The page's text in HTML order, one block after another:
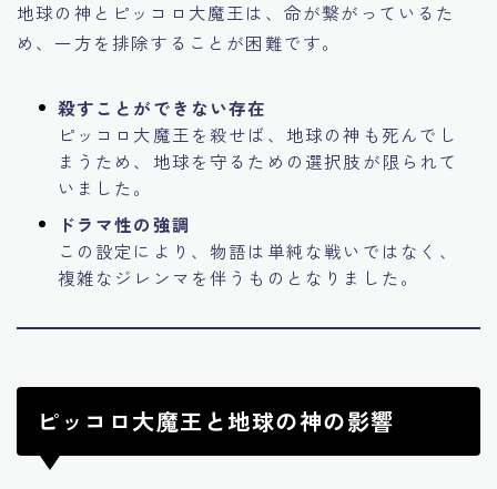
地球の神とピッコロ大魔王は、命が繋がっているた
め、一方を排除することが困難です。
殺すことができない存在
ピッコロ大魔王を殺せば、地球の神も死んでし
まうため、地球を守るための選択肢が限られて
いました。
ドラマ性の強調
この設定により、物語は単純な戦いではなく、
複雑なジレンマを伴うものとなりました。
ピッコロ大魔王と地球の神の影響